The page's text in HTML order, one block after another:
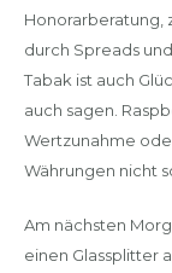
Honorarberatung,
durch Spreads
Tabak ist auch
auch sagen.
Wertzunahme
Währungen nicht
Am nächsten
einen Glassplitter